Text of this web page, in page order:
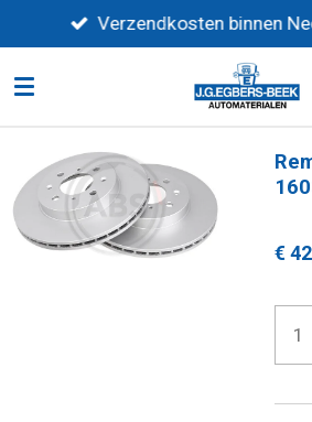
direct
naar
Verzendkosten binnen
€